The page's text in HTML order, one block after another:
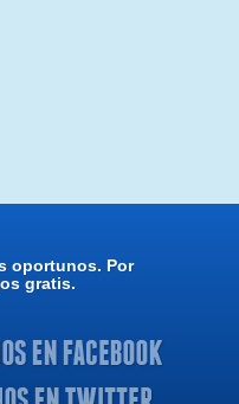
oportunos. Por
gratis.